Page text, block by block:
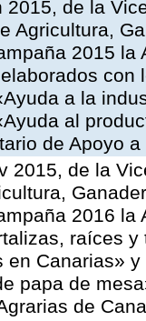
2015, de la
Agricultura,
2015
a la
al
de Apoyo
2015, de la
2016
raíces
en Canarias»
papa de
de